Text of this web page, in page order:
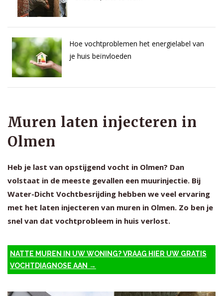
Hoe vochtproblemen het energielabel van
je huis beïnvloeden
Muren laten injecteren in
Olmen
Heb je last van opstijgend vocht in Olmen? Dan
volstaat in de meeste gevallen een muurinjectie. Bij
Water-Dicht Vochtbesrijding hebben we veel ervaring
met het laten injecteren van muren in Olmen. Zo ben je
snel van dat vochtprobleem in huis verlost.
NATTE MUREN IN UW WONING? VRAAG HIER UW GRATIS
VOCHTDIAGNOSE AAN →